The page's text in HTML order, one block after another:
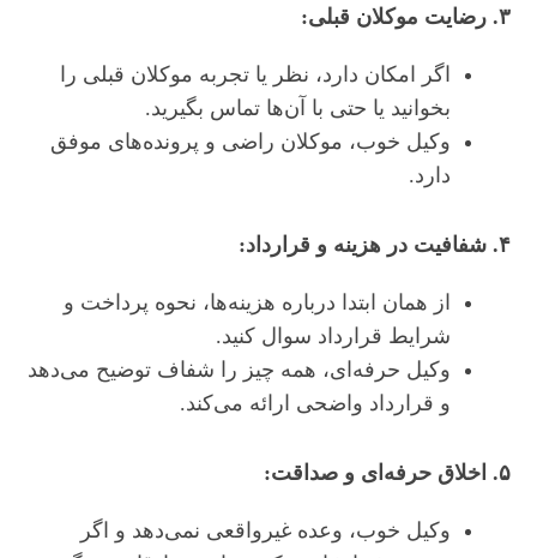
۳. رضایت موکلان قبلی:
اگر امکان دارد، نظر یا تجربه موکلان قبلی را
بخوانید یا حتی با آن‌ها تماس بگیرید.
وکیل خوب، موکلان راضی و پرونده‌های موفق
دارد.
۴. شفافیت در هزینه و قرارداد:
از همان ابتدا درباره هزینه‌ها، نحوه پرداخت و
شرایط قرارداد سوال کنید.
وکیل حرفه‌ای، همه چیز را شفاف توضیح می‌دهد
و قرارداد واضحی ارائه می‌کند.
۵. اخلاق حرفه‌ای و صداقت:
وکیل خوب، وعده غیرواقعی نمی‌دهد و اگر